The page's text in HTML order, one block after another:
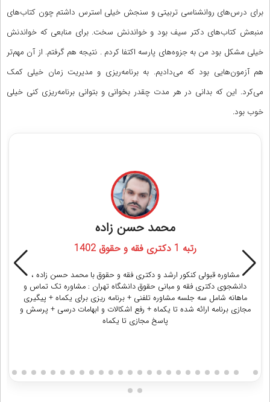
برای درس‌های روانشناسی تربیتی و سنجش خیلی استرس داشتم چون کتاب‌های
منبعش کتاب‌های دکتر سیف بود و خواندنش سخت. برای منابعی که خواندنش
خیلی مشکل بود من به جزوه‌های پارسه اکتفا کردم . نتیجه هم گرفتم. از آن مهم‌تر
هم آزمون‌هایی بود که می‌دادیم. به برنامه‌ریزی و مدیریت زمان خیلی کمک
می‌کرد. این که بدانی در هر مدت چقدر بخوانی و بتوانی برنامه‌ریزی کنی خیلی
خوب بود.
بهروز قاسمی
رتبه 1 دکتری علوم دامی 1400
مشاوره قبولی کنکور ارشد و دکتری علوم دامی با بهروز قاسمی ، دانشجوی
دکتری علوم دامی - تغذیه دام دانشگاه تهران : مشاوره تک تماس و ماهانه +
خلاصه منابع هر درس بصورت دست نویس + خلاصه تمامی دروس
کارشناسی ارشد